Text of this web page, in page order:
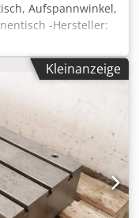
Aufspannwinkel,
-Hersteller:
aus CNC
mm -T Nuten:
mm Dedpfx Aey H
H300 mm -
Kleinanzeige